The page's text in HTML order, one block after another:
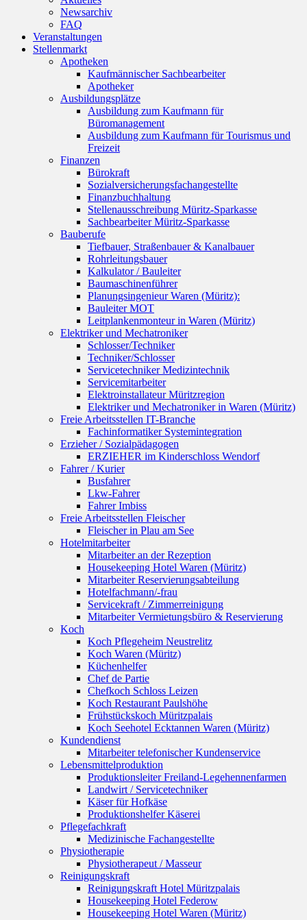
Newsarchiv
FAQ
Veranstaltungen
Stellenmarkt
Apotheken
Kaufmännischer Sachbearbeiter
Apotheker
Ausbildungsplätze
Ausbildung zum Kaufmann für
Büromanagement
Ausbildung zum Kaufmann für Tourismus und
Freizeit
Finanzen
Bürokraft
Sozialversicherungsfachangestellte
Finanzbuchhaltung
Stellenausschreibung Müritz-Sparkasse
Sachbearbeiter Müritz-Sparkasse
Bauberufe
Tiefbauer, Straßenbauer & Kanalbauer
Rohrleitungsbauer
Kalkulator / Bauleiter
Baumaschinenführer
Planungsingenieur Waren (Müritz):
Bauleiter MOT
Leitplankenmonteur in Waren (Müritz)
Elektriker und Mechatroniker
Schlosser/Techniker
Techniker/Schlosser
Servicetechniker Medizintechnik
Servicemitarbeiter
Elektroinstallateur Müritzregion
Elektriker und Mechatroniker in Waren (Müritz)
Freie Arbeitsstellen IT-Branche
Fachinformatiker Systemintegration
Erzieher / Sozialpädagogen
ERZIEHER im Kinderschloss Wendorf
Fahrer / Kurier
Busfahrer
Lkw-Fahrer
Fahrer Imbiss
Freie Arbeitsstellen Fleischer
Fleischer in Plau am See
Hotelmitarbeiter
Mitarbeiter an der Rezeption
Housekeeping Hotel Waren (Müritz)
Mitarbeiter Reservierungsabteilung
Hotelfachmann/-frau
Servicekraft / Zimmerreinigung
Mitarbeiter Vermietungsbüro & Reservierung
Koch
Koch Pflegeheim Neustrelitz
Koch Waren (Müritz)
Küchenhelfer
Chef de Partie
Chefkoch Schloss Leizen
Koch Restaurant Paulshöhe
Frühstückskoch Müritzpalais
Koch Seehotel Ecktannen Waren (Müritz)
Kundendienst
Mitarbeiter telefonischer Kundenservice
Lebensmittelproduktion
Produktionsleiter Freiland-Legehennenfarmen
Landwirt / Servicetechniker
Käser für Hofkäse
Produktionshelfer Käserei
Pflegefachkraft
Medizinische Fachangestellte
Physiotherapie
Physiotherapeut / Masseur
Reinigungskraft
Reinigungskraft Hotel Müritzpalais
Housekeeping Hotel Federow
Housekeeping Hotel Waren (Müritz)